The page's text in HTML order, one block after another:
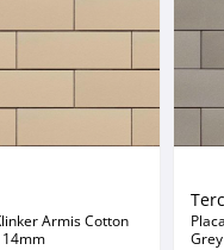
Armis Cotton
14mm